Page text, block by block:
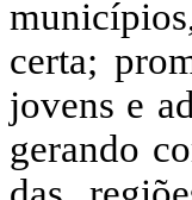
certa;
jovens e
gerando